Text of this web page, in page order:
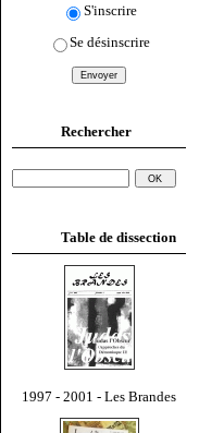
S'inscrire
Se désinscrire
Rechercher
Table de dissection
1997 - 2001 - Les Brandes